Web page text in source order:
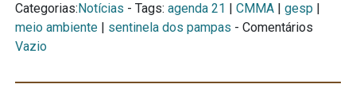
Categorias: Notícias - Tags: agenda 21 CMMA gesp
meio ambiente
sentinela dos pampas - Comentários
Vazio